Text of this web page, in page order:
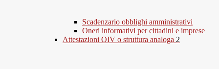
Scadenzario obblighi amministrativi
Oneri informativi per cittadini e imprese
Attestazioni OIV o struttura analoga 2